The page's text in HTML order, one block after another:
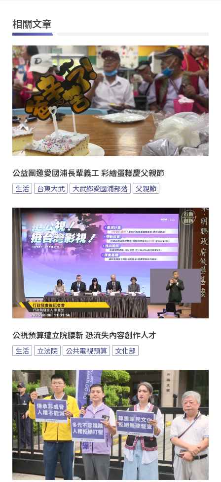
相關文章
公益團邀愛國浦長輩義工 彩繪蛋糕慶父親節
生活 台東大武 大武鄉愛國浦部落 父親節
公視預算遭立院腰斬 恐流失內容創作人才
生活 立法院 公共電視預算 文化部